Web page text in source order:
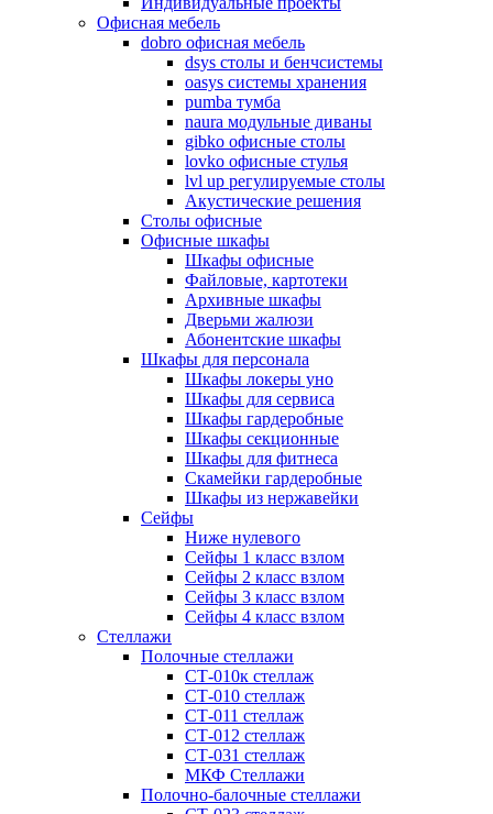
Офисная мебель
dobro офисная мебель
dsys столы и бенчсистемы
oasys системы хранения
pumba тумба
naura модульные диваны
gibko офисные столы
lovko офисные стулья
lvl up регулируемые столы
Акустические решения
Столы офисные
Офисные шкафы
Шкафы офисные
Файловые, картотеки
Архивные шкафы
Дверьми жалюзи
Абонентские шкафы
Шкафы для персонала
Шкафы локеры уно
Шкафы для сервиса
Шкафы гардеробные
Шкафы секционные
Шкафы для фитнеса
Скамейки гардеробные
Шкафы из нержавейки
Сейфы
Ниже нулевого
Сейфы 1 класс взлом
Сейфы 2 класс взлом
Сейфы 3 класс взлом
Сейфы 4 класс взлом
Стеллажи
Полочные стеллажи
СТ-010к стеллаж
СТ-010 стеллаж
СТ-011 стеллаж
СТ-012 стеллаж
СТ-031 стеллаж
МКФ Стеллажи
Полочно-балочные стеллажи